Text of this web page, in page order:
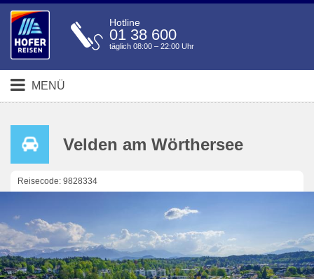
Hotline
01 38 600
täglich 08:00 – 22:00 Uhr
MENÜ
Velden am Wörthersee
Reisecode: 9828334